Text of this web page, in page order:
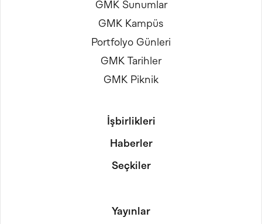
GMK Sunumlar
GMK Kampüs
Portfolyo Günleri
GMK Tarihler
GMK Piknik
İşbirlikleri
Haberler
Seçkiler
Yayınlar